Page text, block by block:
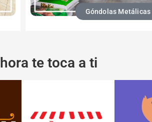
Góndolas Metálicas
te toca a ti